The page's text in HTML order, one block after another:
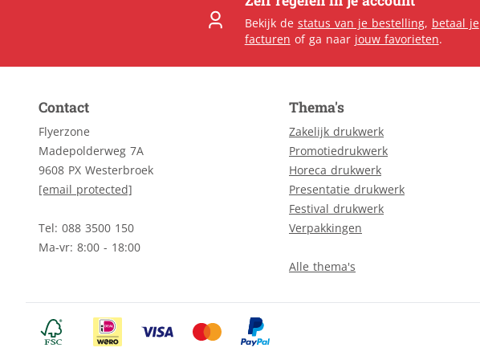
Bekijk de status van je bestelling, betaal je
facturen of ga naar jouw favorieten.
Contact
Flyerzone
Madepolderweg 7A
9608 PX Westerbroek
[email protected]
Tel: 088 3500 150
Ma-vr: 8:00 - 18:00
Thema's
Zakelijk drukwerk
Promotiedrukwerk
Horeca drukwerk
Presentatie drukwerk
Festival drukwerk
Verpakkingen
Alle thema's